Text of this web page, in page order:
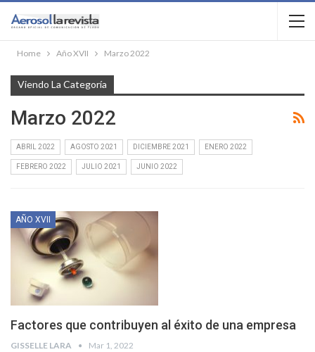
Home Año XVII Marzo 2022
Viendo La Categoría
Marzo 2022
ABRIL 2022 AGOSTO 2021 DICIEMBRE 2021 ENERO 2022
FEBRERO 2022 JULIO 2021 JUNIO 2022
AÑO XVII
Factores que contribuyen al éxito de una empresa
GISSELLE LARA Mar 1, 2022